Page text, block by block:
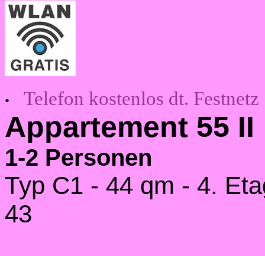
• Telefon kostenlos dt. Festnetz
Appartement 55 II
1-2 Personen
Typ C1 - 44 qm - 4.
43